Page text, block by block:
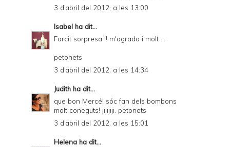
3 d’abril del 2012, a les 13:00
Isabel ha dit...
Farcit sorpresa !! m'agrada i molt ...
petonets
3 d’abril del 2012, a les 14:34
Judith ha dit...
que bon Mercé! sóc fan dels bombons
molt coneguts! jijijiji. petonets
3 d’abril del 2012, a les 15:01
Helena ha dit...